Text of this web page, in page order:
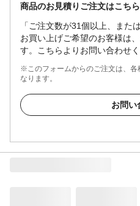
商品のお見積りご注文はこちら
「ご注文数が31個以上、また
お買い上げご希望のお客様は
す。こちらよりお問い合わせく
※このフォームからのご注文は、各
なります。
お問い